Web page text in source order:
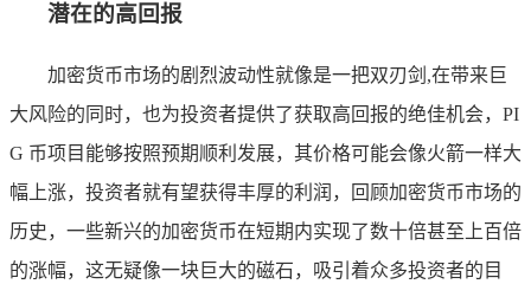
潜在的高回报
加密货币市场的剧烈波动性就像是一把双刃剑,在带来巨
大风险的同时，也为投资者提供了获取高回报的绝佳机会，PI
G 币项目能够按照预期顺利发展，其价格可能会像火箭一样大
幅上涨，投资者就有望获得丰厚的利润，回顾加密货币市场的
历史，一些新兴的加密货币在短期内实现了数十倍甚至上百倍
的涨幅，这无疑像一块巨大的磁石，吸引着众多投资者的目